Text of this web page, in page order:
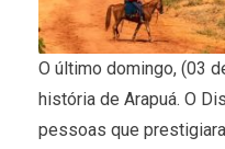
O último domingo, (03
história de Arapuá. O
pessoas que